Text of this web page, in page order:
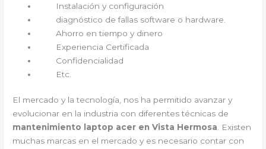
Instalación y configuración
diagnóstico de fallas software o hardware.
Ahorro en tiempo y dinero
Experiencia Certificada
Confidencialidad
Etc.
El mercado y la tecnología, nos ha permitido avanzar y
evolucionar en la industria con diferentes técnicas de
mantenimiento laptop acer en Vista Hermosa. Existen
muchas marcas en el mercado y es necesario contar con